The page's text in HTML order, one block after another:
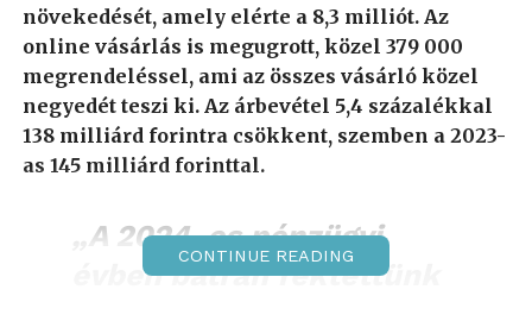
növekedését, amely elérte a 8,3 milliót. Az
online vásárlás is megugrott, közel 379 000
megrendeléssel, ami az összes vásárló közel
negyedét teszi ki. Az árbevétel 5,4 százalékkal
138 milliárd forintra csökkent, szemben a 2023-
as 145 milliárd forinttal.
„A 2024-es pénzügyi
évben bátran fektettünk
CONTINUE READING